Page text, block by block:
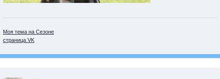
Моя тема на Сезоне
страница VK